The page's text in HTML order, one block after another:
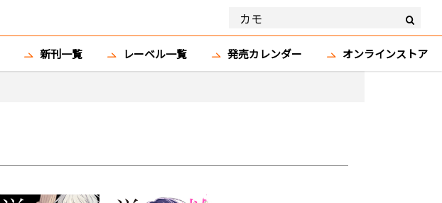
新刊一覧 レーベル一覧 発売カレンダー オンラインストア